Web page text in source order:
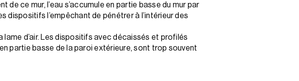
ce mur, l’eau s’accumule en partie basse du mur par
dispositifs l’empêchant de pénétrer à l’intérieur des
d’air. Les dispositifs avec décaissés et profilés
partie basse de la paroi extérieure, sont trop souvent